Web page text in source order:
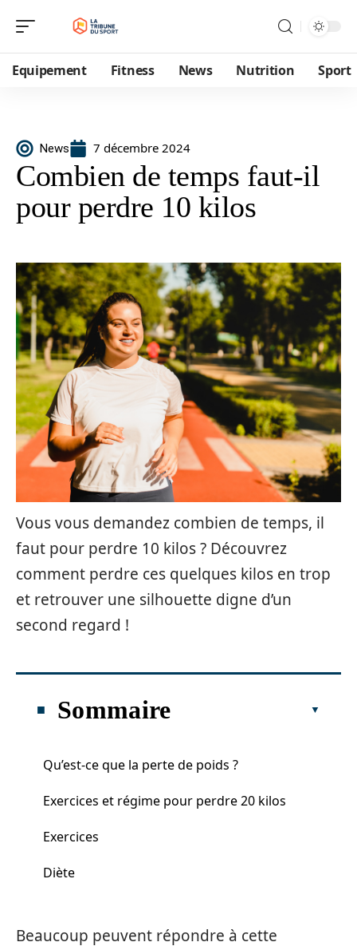
Equipement Fitness News Nutrition Sport
News 7 décembre 2024
Combien de temps faut-il
pour perdre 10 kilos
Vous vous demandez combien de temps, il
faut pour perdre 10 kilos ? Découvrez
comment perdre ces quelques kilos en trop
et retrouver une silhouette digne d’un
second regard !
Sommaire
Qu’est-ce que la perte de poids ?
Exercices et régime pour perdre 20 kilos
Exercices
Diète
Beaucoup peuvent répondre à cette